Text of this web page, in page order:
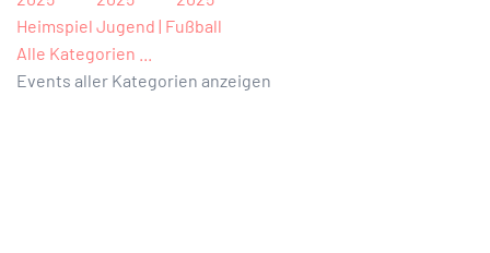
Heimspiel Jugend | Fußball
Alle Kategorien ...
Events aller Kategorien anzeigen